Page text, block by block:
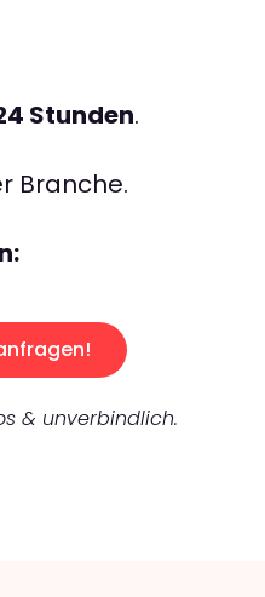
Stunden.
Branche.
& unverbindlich.